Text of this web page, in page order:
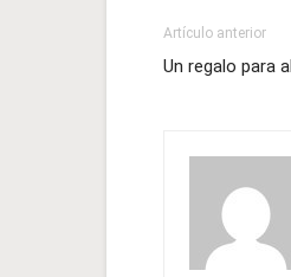
Artículo anterior
Un regalo para